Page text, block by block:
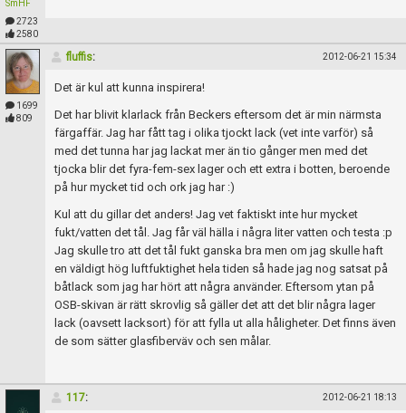
SmHF
2723
2580
1699
809
fluffis: 2012-06-21 15:34
Det är kul att kunna inspirera!
Det har blivit klarlack från Beckers eftersom det är min närmsta
färgaffär. Jag har fått tag i olika tjockt lack (vet inte varför) så
med det tunna har jag lackat mer än tio gånger men med det
tjocka blir det fyra-fem-sex lager och ett extra i botten, beroende
på hur mycket tid och ork jag har :)
Kul att du gillar det anders! Jag vet faktiskt inte hur mycket
fukt/vatten det tål. Jag får väl hälla i några liter vatten och testa :p
Jag skulle tro att det tål fukt ganska bra men om jag skulle haft
en väldigt hög luftfuktighet hela tiden så hade jag nog satsat på
båtlack som jag har hört att några använder. Eftersom ytan på
OSB-skivan är rätt skrovlig så gäller det att det blir några lager
lack (oavsett lacksort) för att fylla ut alla håligheter. Det finns även
de som sätter glasfiberväv och sen målar.
117: 2012-06-21 18:13